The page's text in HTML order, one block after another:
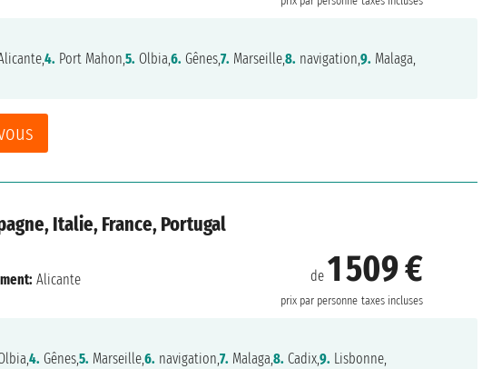
4. Port Mahon,5. Olbia,6. Gênes,7. Marseille,8. navigation,9. Malaga,
Italie, France, Portugal
de 1 509 €
prix par personne taxes incluses
Alicante
4. Gênes,5. Marseille,6. navigation,7. Malaga,8. Cadix,9. Lisbonne,